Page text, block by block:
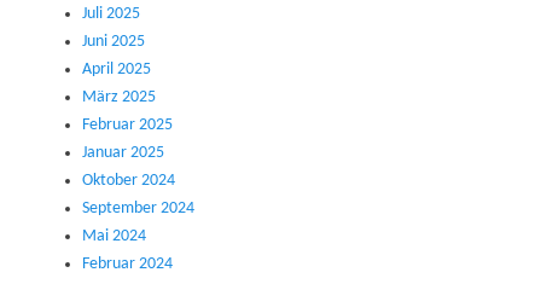
Juli 2025
Juni 2025
April 2025
März 2025
Februar 2025
Januar 2025
Oktober 2024
September 2024
Mai 2024
Februar 2024